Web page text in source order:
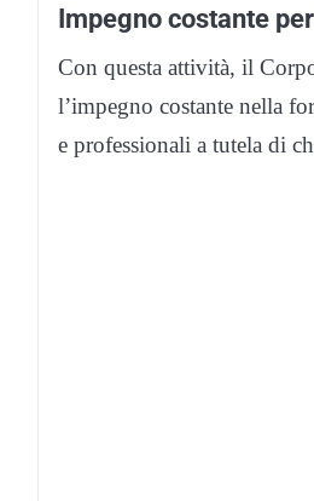
Impegno costante
Con questa attività, il
l’impegno costante nella
e professionali a tutela di